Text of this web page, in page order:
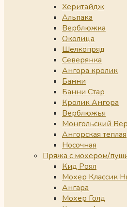
Херитайдж
Альпака
Верблюжка
Околица
Шелкопряд
Северянка
Ангора кролик
Банни
Банни Стар
Кролик Ангора
Верблюжья
Монгольский
Ангорская теплая
Носочная
Пряжа с мохером/
Кид Роял
Мохер Классик
Ангара
Мохер Голд